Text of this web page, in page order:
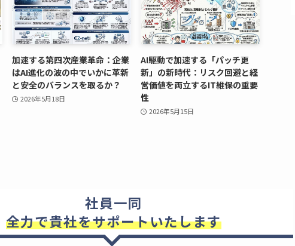
加速する第四次産業革命：企業
はAI進化の波の中でいかに革新
と安全のバランスを取るか？
2026年5月18日
AI駆動で加速する「パッチ更
新」の新時代：リスク回避と経
営価値を両立するIT維保の重要
性
2026年5月15日
社員一同
全力で貴社をサポートいたします